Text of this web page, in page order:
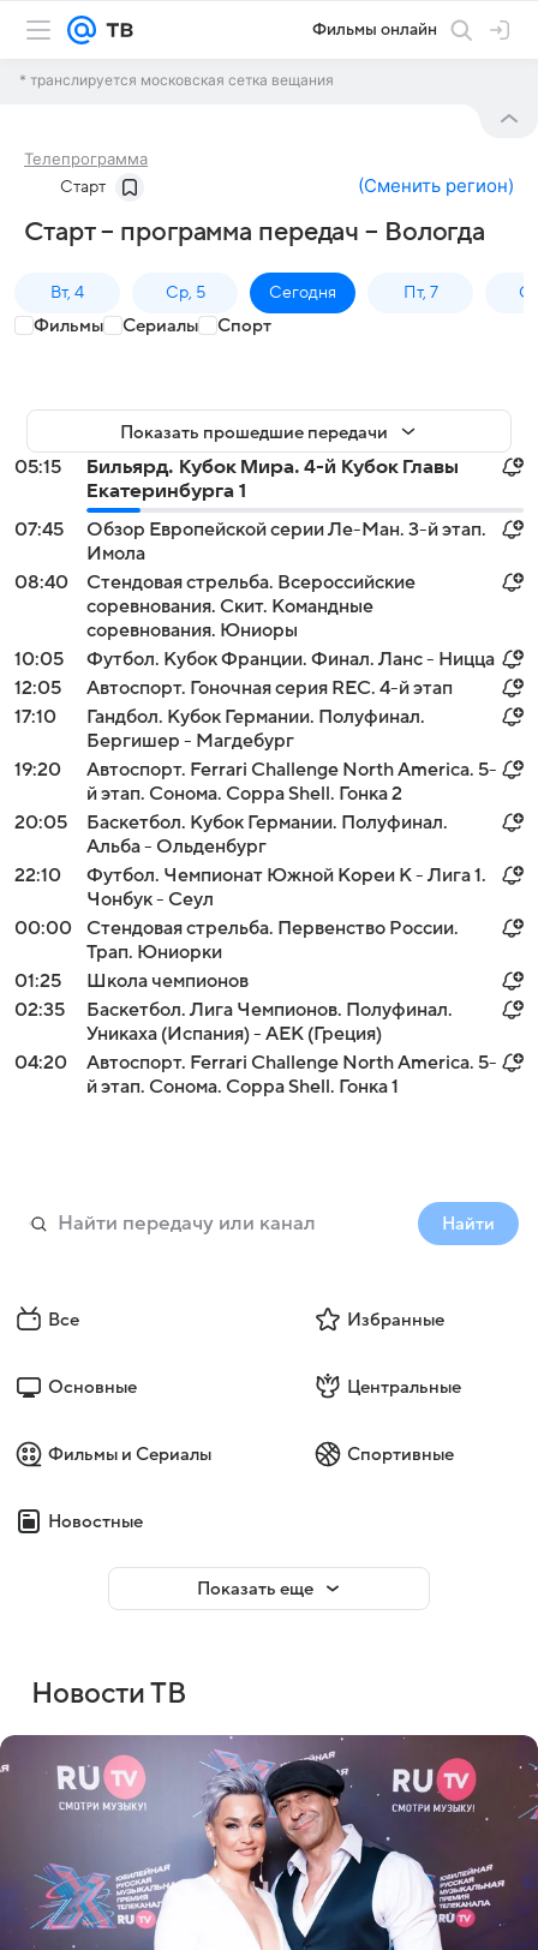
Фильмы онлайн
* транслируется московская сетка вещания
Телепрограмма
Старт (Сменить регион)
Старт – программа передач – Вологда
Вт, 4 Ср, 5 Сегодня Пт, 7
Фильмы Сериалы Спорт
Показать прошедшие передачи
05:15
Бильярд. Кубок Мира. 4-й Кубок Главы
Екатеринбурга 1
07:45
Обзор Европейской серии Ле-Ман. 3-й этап.
Имола
08:40
Стендовая стрельба. Всероссийские
соревнования. Скит. Командные
соревнования. Юниоры
10:05
Футбол. Кубок Франции. Финал. Ланс - Ницца
12:05
Автоспорт. Гоночная серия REC. 4-й этап
17:10
Гандбол. Кубок Германии. Полуфинал.
Бергишер - Магдебург
19:20
Автоспорт. Ferrari Challenge North America. 5-
й этап. Сонома. Coppa Shell. Гонка 2
20:05
Баскетбол. Кубок Германии. Полуфинал.
Альба - Ольденбург
22:10
Футбол. Чемпионат Южной Кореи К - Лига 1.
Чонбук - Сеул
00:00
Стендовая стрельба. Первенство России.
Трап. Юниорки
01:25
Школа чемпионов
02:35
Баскетбол. Лига Чемпионов. Полуфинал.
Уникаха (Испания) - АЕК (Греция)
04:20
Автоспорт. Ferrari Challenge North America. 5-
й этап. Сонома. Coppa Shell. Гонка 1
Найти
Все Избранные
Основные Центральные
Фильмы и Сериалы Спортивные
Новостные
Показать еще
Новости ТВ